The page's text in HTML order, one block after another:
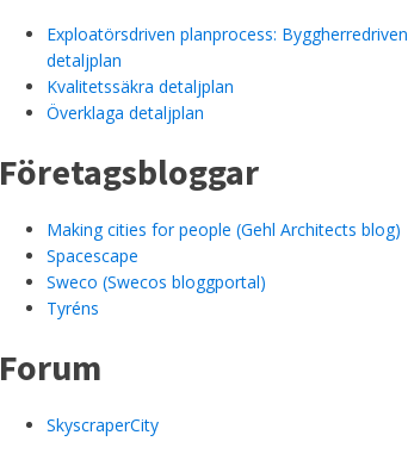
Exploatörsdriven planprocess: Byggherredriven
detaljplan
Kvalitetssäkra detaljplan
Överklaga detaljplan
Företagsbloggar
Making cities for people (Gehl Architects blog)
Spacescape
Sweco (Swecos bloggportal)
Tyréns
Forum
SkyscraperCity